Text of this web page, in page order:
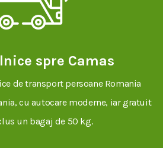
spre Camas
de transport persoane Romania
cu autocare moderne, iar gratuit
un bagaj de 50 kg.